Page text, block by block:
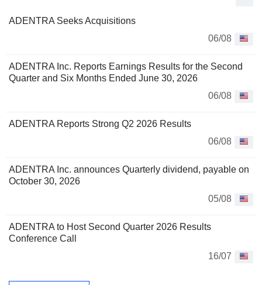
ADENTRA Seeks Acquisitions
06/08
ADENTRA Inc. Reports Earnings Results for the Second
Quarter and Six Months Ended June 30, 2026
06/08
ADENTRA Reports Strong Q2 2026 Results
06/08
ADENTRA Inc. announces Quarterly dividend, payable on
October 30, 2026
05/08
ADENTRA to Host Second Quarter 2026 Results
Conference Call
16/07